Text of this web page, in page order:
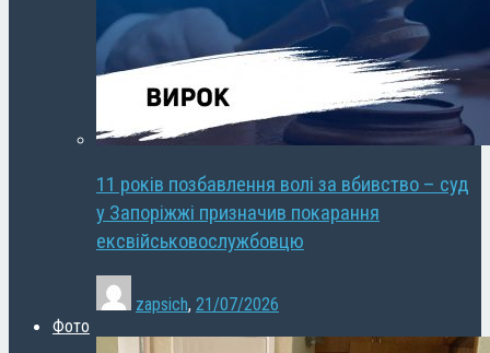
11 років позбавлення волі за вбивство – суд
у Запоріжжі призначив покарання
ексвійськовослужбовцю
zapsich, 21/07/2026
Фото